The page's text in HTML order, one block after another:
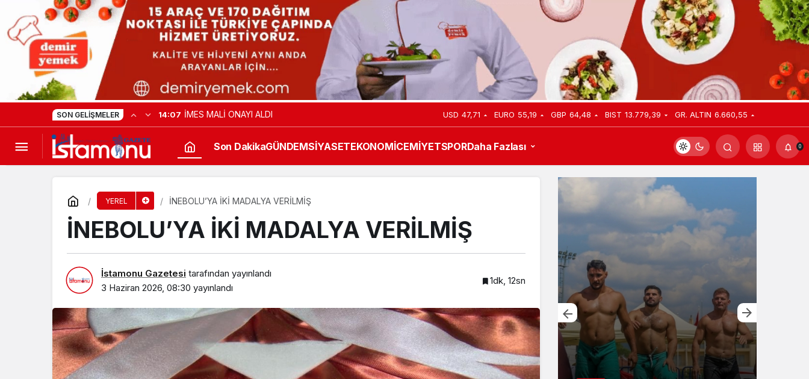
SON GELIŞMELER 14:07 İMES MALİ ONAYI ALDI USD 47,71 EURO 55,19 GBP 64,48 BIST 13.779,39 GR. ALTIN 6.660,55
Son DakikaGÜNDEMSİYASETEKONOMİCEMİYETSPORDaha Fazlası 0
YEREL İNEBOLU’YA İKİ MADALYA VERİLMİŞ
İNEBOLU’YA İKİ MADALYA VERİLMİŞ
İstamonu Gazetesi tarafından yayınlandı
3 Haziran 2026, 08:30 yayınlandı
1dk, 12sn